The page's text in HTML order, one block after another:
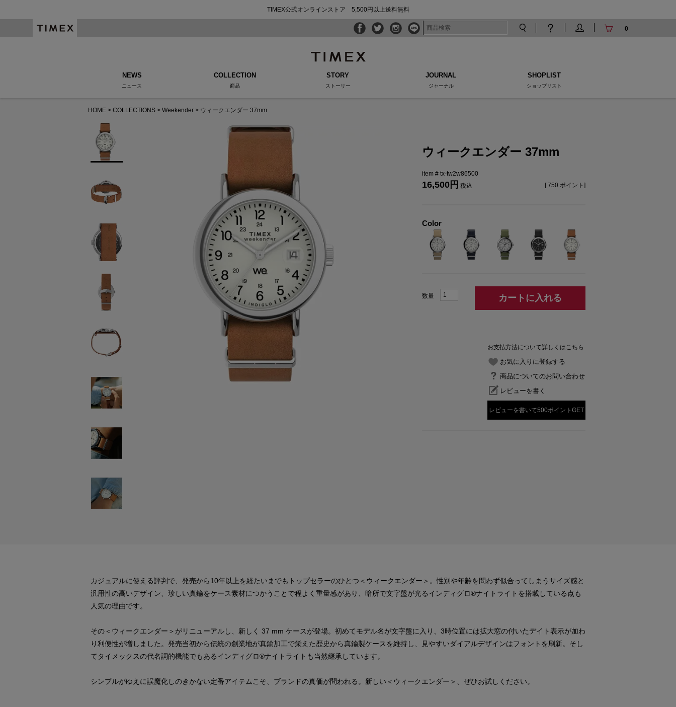
TIMEX公式オンラインストア 5,500円以上送料無料
0
NEWS
ニュース
COLLECTION
商品
STORY
ストーリー
JOURNAL
ジャーナル
SHOPLIST
ショップリスト
HOME COLLECTIONS Weekender ウィークエンダー 37mm
ウィークエンダー 37mm
tx-tw2w86500
16,500 税込 [ 750 ポイント]
Color
カートに入れる
お支払方法について詳しくはこちら
お気に入りに登録する
商品についてのお問い合わせ
レビューを書く
レビューを書いて500ポイントGET
カジュアルに使える評判で、発売から10年以上を経たいまでもトップセラーのひとつ＜ウィークエンダー＞。性別や年齢を問わず似合ってしまうサイズ感と
汎用性の高いデザイン、珍しい真鍮をケース素材につかうことで程よく重量感があり、暗所で文字盤が光るインディグロ®ナイトライトを搭載している点も
人気の理由です。
その＜ウィークエンダー＞がリニューアルし、新しく 37 mm ケースが登場。初めてモデル名が文字盤に入り、3時位置には拡大窓の付いたデイト表示が加わ
り利便性が増しました。発売当初から伝統の創業地が真鍮加工で栄えた歴史から真鍮製ケースを維持し、見やすいダイアルデザインはフォントを刷新。そし
てタイメックスの代名詞的機能でもあるインディグロ®ナイトライトも当然継承しています。
シンプルがゆえに誤魔化しのきかない定番アイテムこそ、ブランドの真価が問われる。新しい＜ウィークエンダー＞、ぜひお試しください。